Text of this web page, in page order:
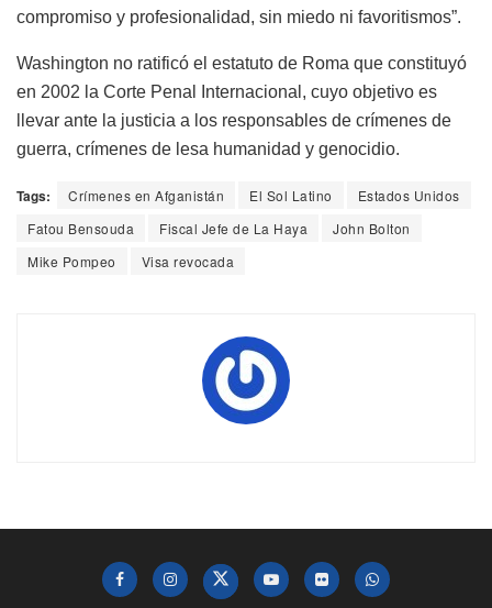
compromiso y profesionalidad, sin miedo ni favoritismos”.
Washington no ratificó el estatuto de Roma que constituyó
en 2002 la Corte Penal Internacional, cuyo objetivo es
llevar ante la justicia a los responsables de crímenes de
guerra, crímenes de lesa humanidad y genocidio.
Tags: Crímenes en Afganistán El Sol Latino
Estados Unidos
Fatou Bensouda
Fiscal Jefe de La Haya
John Bolton
Mike Pompeo
Visa revocada